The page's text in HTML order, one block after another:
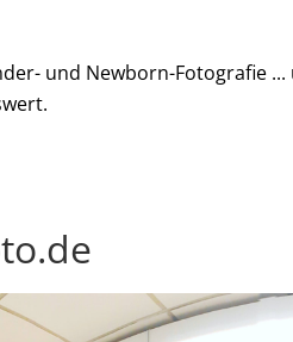
und Newborn-Fotografie ...